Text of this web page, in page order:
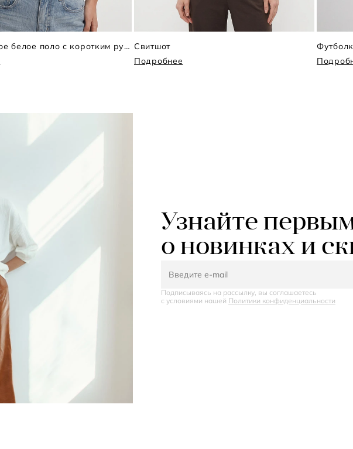
Трикотажное белое поло с коротким рукавом Свитшот
Подробнее
Узнайте
о новинках и
Подписываясь на рассылку, вы соглашаетесь
с условиями нашей Политики конфиденциальности